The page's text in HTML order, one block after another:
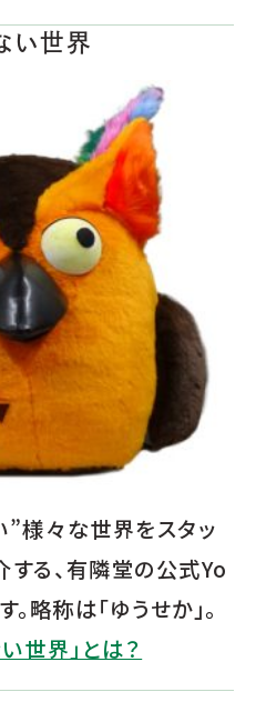
い世界
様々な世界をスタッ
する、有隣堂の公式Yo
略称は「ゆうせか」。
世界」とは？